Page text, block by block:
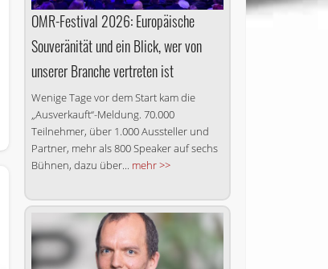
OMR-Festival 2026: Europäische
Souveränität und ein Blick, wer von
unserer Branche vertreten ist
Wenige Tage vor dem Start kam die
„Ausverkauft“-Meldung. 70.000
Teilnehmer, über 1.000 Aussteller und
Partner, mehr als 800 Speaker auf sechs
Bühnen, dazu über... mehr >>